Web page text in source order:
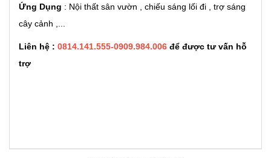
Ứng Dụng : Nội thất sân vườn , chiếu sáng lối đi , trợ sáng
cây cảnh ,...
Liên hệ : 0814.141.555-0909.984.006 để được tư vấn hỗ
trợ